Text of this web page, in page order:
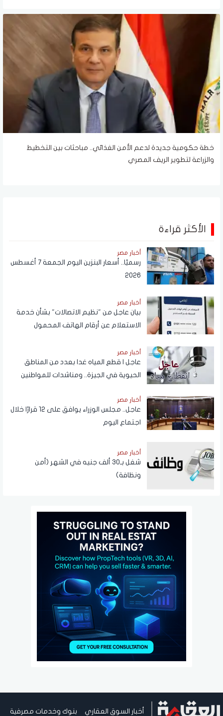
خطة حكومية جديدة لدعم الأمن الغذائي.. مباحثات بين التخطيط
والزراعة لتطوير الريف المصري
الأكثر قراءة
أخبار مصر
رسميًا.. أسعار البنزين اليوم الجمعة 7 أغسطس
2026
أخبار مصر
بيان عاجل من "نظيم الاتصالات" بشأن خدمة
الاستعلام عن أرقام الهاتف المحمول
NTRA
أخبار مصر
عاجل | قطع المياه غدا بعدد من المناطق
الحيوية في الجيزة.. ومناشدات للمواطنين
أخبار مصر
عاجل.. مجلس الوزراء يوافق على 12 قرارًا خلال
اجتماع اليوم
أخبار مصر
شغل بـ30 ألف جنيه في الشهر (أمن
ونظافة)
أخبار السوق العقاري بنوك وخدمات مصرفية